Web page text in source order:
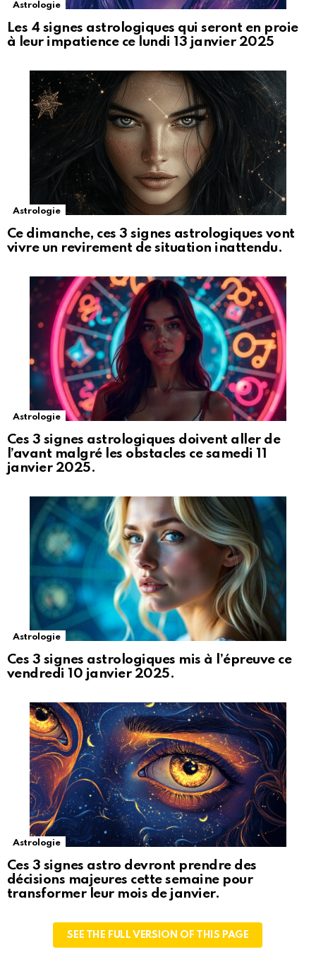
Astrologie
Les 4 signes astrologiques qui seront en proie
à leur impatience ce lundi 13 janvier 2025
Astrologie
Ce dimanche, ces 3 signes astrologiques vont
vivre un revirement de situation inattendu.
Astrologie
Ces 3 signes astrologiques doivent aller de
l’avant malgré les obstacles ce samedi 11
janvier 2025.
Astrologie
Ces 3 signes astrologiques mis à l’épreuve ce
vendredi 10 janvier 2025.
Astrologie
Ces 3 signes astro devront prendre des
décisions majeures cette semaine pour
transformer leur mois de janvier.
SEE THE FULL VERSION OF THIS PAGE